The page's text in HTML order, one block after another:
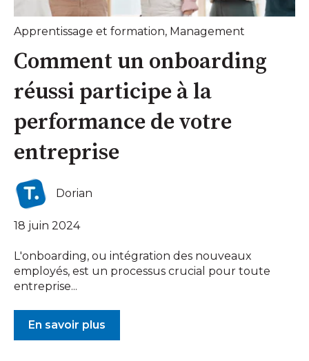
Apprentissage et formation, Management
Comment un onboarding
réussi participe à la
performance de votre
entreprise
Dorian
18 juin 2024
L'onboarding, ou intégration des nouveaux
employés, est un processus crucial pour toute
entreprise...
En savoir plus